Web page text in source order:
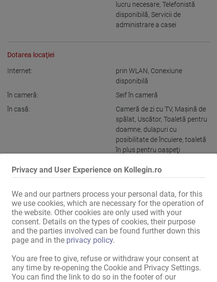
Privacy and User Experience on Kollegin.ro
We and our partners process your personal data, for this
we use cookies, which are necessary for the operation of
the website. Other cookies are only used with your
consent. Details on the types of cookies, their purpose
and the parties involved can be found further down this
page and in the privacy policy.
You are free to give, refuse or withdraw your consent at
any time by re-opening the Cookie and Privacy Settings.
You can find the link to do so in the footer of our
lucru necesare, Telefonistă
disponibilă, Servicii de
administrare a casei
Dotarea locaţiei
Internet: prin WLAN, Conexiune
disponibilă
în cameră:
Seif în cameră
în casă:
Cameră de zi cu TV, Maşină de
spălat, Uscător, Toaletă pentru
doamne, dulapuri cu
posibilitate de încuiere, toaletă
în plus pentru oaspeţi
posibilitate de aşezare şi
Baie:
utilizare comună
Zonă pentru oaspeţi:
Cameră tematică,Jacuzzi
Zonă de recepţie
Prezentare externă / acces:
doamne:
există,proprii
Locuri de parcare pentru